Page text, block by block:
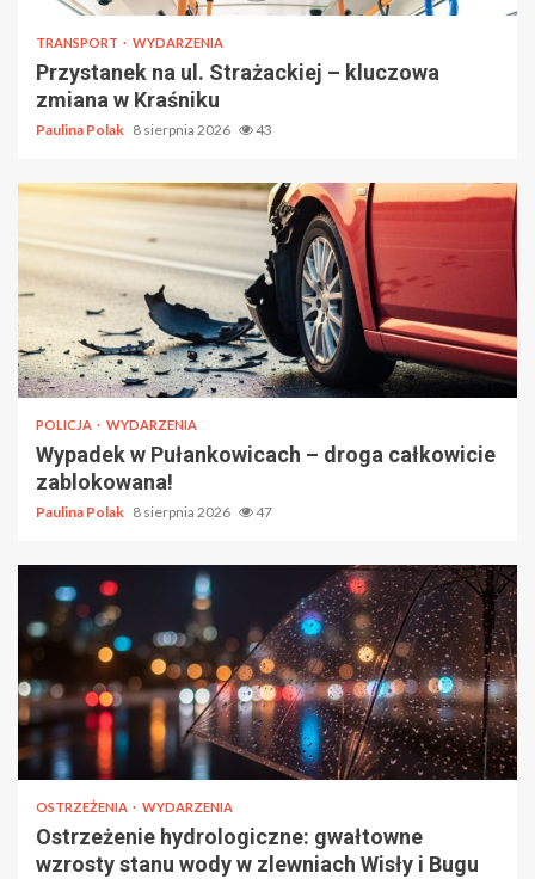
TRANSPORT WYDARZENIA
Przystanek na ul. Strażackiej – kluczowa
zmiana w Kraśniku
Paulina Polak 8 sierpnia 2026 43
POLICJA WYDARZENIA
Wypadek w Pułankowicach – droga całkowicie
zablokowana!
Paulina Polak 8 sierpnia 2026 47
OSTRZEŻENIA WYDARZENIA
Ostrzeżenie hydrologiczne: gwałtowne
wzrosty stanu wody w zlewniach Wisły i Bugu